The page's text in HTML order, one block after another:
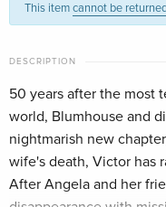
Limited Special Edition,
HD + Blu-ray — (selected)
Collector's Edition, 4K Ultra
German
This itemcannot be
DESCRIPTION
50 years after the most
world, Blumhouse and
nightmarish new
wife's death, Victor has
After Angela and her